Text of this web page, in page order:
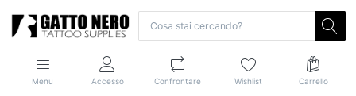
Menu Accesso Confrontare Wishlist Carrello